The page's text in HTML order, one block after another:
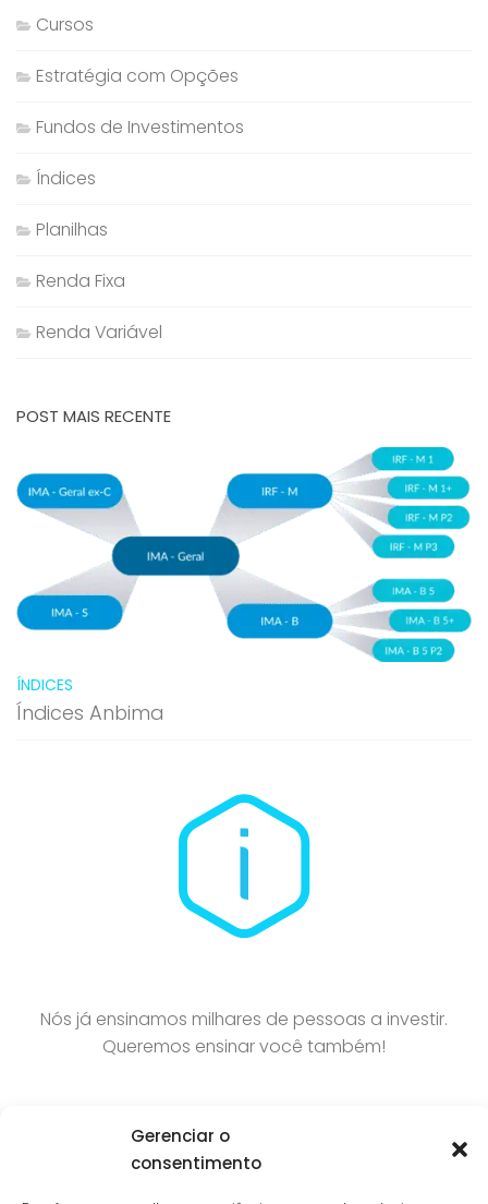
Gerenciar o
consentimento
Cursos
Estratégia com Opções
Fundos de Investimentos
Índices
Planilhas
Renda Fixa
Renda Variável
POST MAIS RECENTE
ÍNDICES
Índices Anbima
Nós já ensinamos milhares de pessoas a investir.
Queremos ensinar você também!